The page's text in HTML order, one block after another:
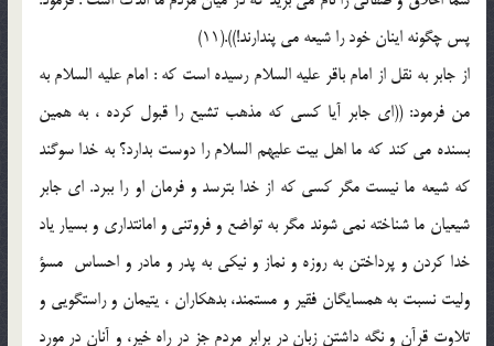
پس چگونه اينان خود را شيعه مى پندارند!)).(11)
از جابر به نقل از امام باقر عليه السلام رسيده است كه : امام عليه السلام به
من فرمود: ((اى جابر آيا كسى كه مذهب تشيع را قبول كرده ، به همين
بسنده مى كند كه ما اهل بيت عليهم السلام را دوست بدارد؟ به خدا سوگند
كه شيعه ما نيست مگر كسى كه از خدا بترسد و فرمان او را ببرد. اى جابر
شيعيان ما شناخته نمى شوند مگر به تواضع و فروتنى و امانتدارى و بسيار ياد
خدا كردن و پرداختن به روزه و نماز و نيكى به پدر و مادر و احساس ‍ مسؤ
وليت نسبت به همسايگان فقير و مستمند، بدهكاران ، يتيمان و راستگويى و
تلاوت قرآن و نگه داشتن زبان در برابر مردم جز در راه خير، و آنان در مورد